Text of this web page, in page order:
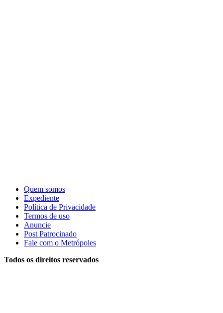
Quem somos
Expediente
Política de Privacidade
Termos de uso
Anuncie
Post Patrocinado
Fale com o Metrópoles
Todos os direitos reservados